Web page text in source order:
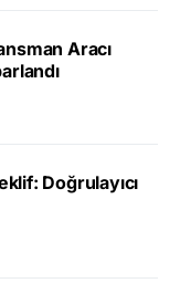
Aracı
Doğrulayıcı